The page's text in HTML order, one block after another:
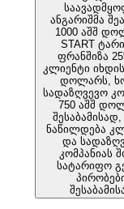
ანგარიშმა
1000 აშშ
START
ფრანშიზა
კლიენტი
დოლარს,
სადაზღვევო
750 აშშ
ნაწილდება
და
კომპანიას
სატარიფო